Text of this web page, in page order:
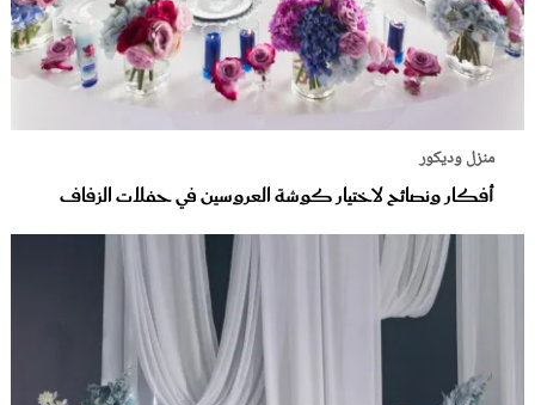
منزل وديكور
أفكار ونصائح لاختيار كوشة العروسين في حفلات الزفاف